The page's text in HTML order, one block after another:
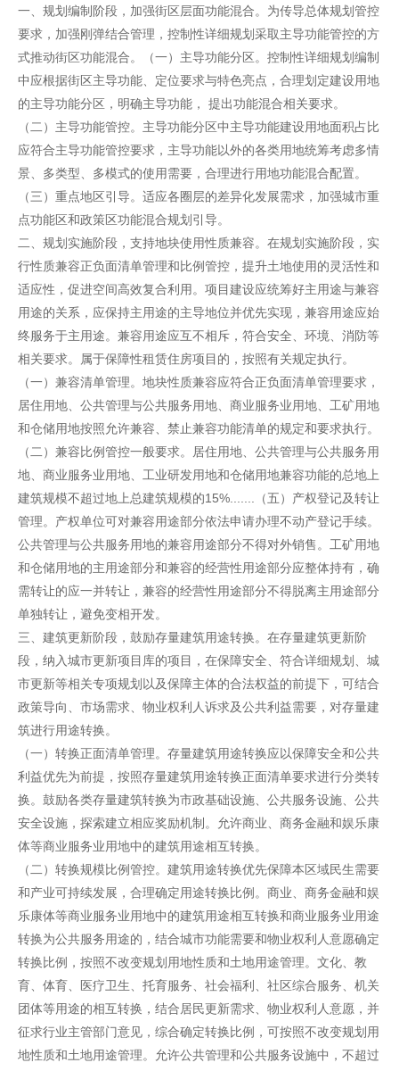
一、规划编制阶段，加强街区层面功能混合。为传导总体规划管控
要求，加强刚弹结合管理，控制性详细规划采取主导功能管控的方
式推动街区功能混合。（一）主导功能分区。控制性详细规划编制
中应根据街区主导功能、定位要求与特色亮点，合理划定建设用地
的主导功能分区，明确主导功能， 提出功能混合相关要求。
（二）主导功能管控。主导功能分区中主导功能建设用地面积占比
应符合主导功能管控要求，主导功能以外的各类用地统筹考虑多情
景、多类型、多模式的使用需要，合理进行用地功能混合配置。
（三）重点地区引导。适应各圈层的差异化发展需求，加强城市重
点功能区和政策区功能混合规划引导。
二、规划实施阶段，支持地块使用性质兼容。在规划实施阶段，实
行性质兼容正负面清单管理和比例管控，提升土地使用的灵活性和
适应性，促进空间高效复合利用。项目建设应统筹好主用途与兼容
用途的关系，应保持主用途的主导地位并优先实现，兼容用途应始
终服务于主用途。兼容用途应互不相斥，符合安全、环境、消防等
相关要求。属于保障性租赁住房项目的，按照有关规定执行。
（一）兼容清单管理。地块性质兼容应符合正负面清单管理要求，
居住用地、公共管理与公共服务用地、商业服务业用地、工矿用地
和仓储用地按照允许兼容、禁止兼容功能清单的规定和要求执行。
（二）兼容比例管控一般要求。居住用地、公共管理与公共服务用
地、商业服务业用地、工业研发用地和仓储用地兼容功能的总地上
建筑规模不超过地上总建筑规模的15%.......（五）产权登记及转让
管理。产权单位可对兼容用途部分依法申请办理不动产登记手续。
公共管理与公共服务用地的兼容用途部分不得对外销售。工矿用地
和仓储用地的主用途部分和兼容的经营性用途部分应整体持有，确
需转让的应一并转让，兼容的经营性用途部分不得脱离主用途部分
单独转让，避免变相开发。
三、建筑更新阶段，鼓励存量建筑用途转换。在存量建筑更新阶
段，纳入城市更新项目库的项目，在保障安全、符合详细规划、城
市更新等相关专项规划以及保障主体的合法权益的前提下，可结合
政策导向、市场需求、物业权利人诉求及公共利益需要，对存量建
筑进行用途转换。
（一）转换正面清单管理。存量建筑用途转换应以保障安全和公共
利益优先为前提，按照存量建筑用途转换正面清单要求进行分类转
换。鼓励各类存量建筑转换为市政基础设施、公共服务设施、公共
安全设施，探索建立相应奖励机制。允许商业、商务金融和娱乐康
体等商业服务业用地中的建筑用途相互转换。
（二）转换规模比例管控。建筑用途转换优先保障本区域民生需要
和产业可持续发展，合理确定用途转换比例。商业、商务金融和娱
乐康体等商业服务业用地中的建筑用途相互转换和商业服务业用途
转换为公共服务用途的，结合城市功能需要和物业权利人意愿确定
转换比例，按照不改变规划用地性质和土地用途管理。文化、教
育、体育、医疗卫生、托育服务、社会福利、社区综合服务、机关
团体等用途的相互转换，结合居民更新需求、物业权利人意愿，并
征求行业主管部门意见，综合确定转换比例，可按照不改变规划用
地性质和土地用途管理。允许公共管理和公共服务设施中，不超过